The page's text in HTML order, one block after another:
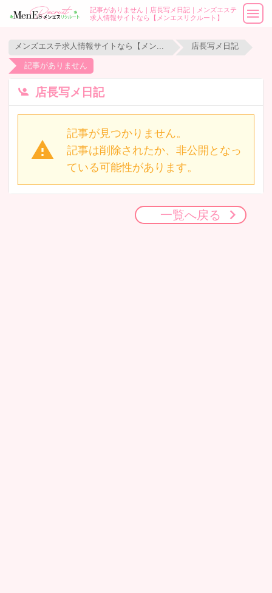
記事がありません｜店長写メ日記｜メンズエステ
求人情報サイトなら【メンエスリクルート】
店長写メ日記
記事がありません
店長写メ日記
記事が見つかりません。
記事は削除されたか、非公開となっ
ている可能性があります。
一覧へ戻る